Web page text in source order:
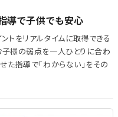
導で子供でも安心
トをリアルタイムに取得できる
様の弱点を一人ひとりに合わ
た指導で「わからない」をその